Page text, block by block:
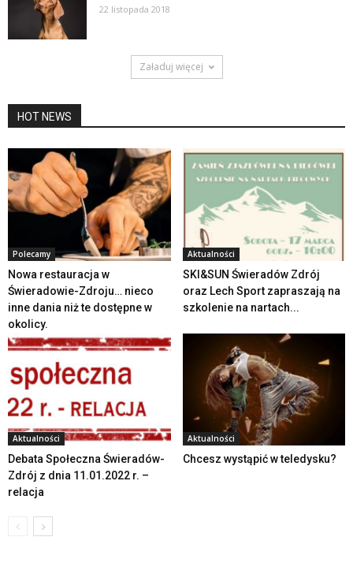
22 listopada 2018
Załaduj więcej
HOT NEWS
Polecamy
Nowa restauracja w
Świeradowie-Zdroju… nieco
inne dania niż te dostępne w
okolicy.
Aktualności
SKI&SUN Świeradów Zdrój
oraz Lech Sport zapraszają na
szkolenie na nartach...
Aktualności
Debata Społeczna Świeradów-
Zdrój z dnia 11.01.2022 r. –
relacja
Aktualności
Chcesz wystąpić w teledysku?